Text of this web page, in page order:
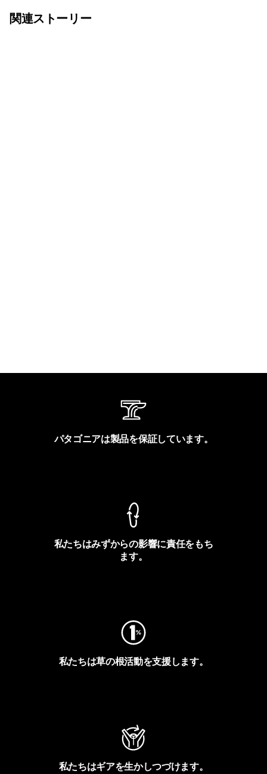
関連ストーリー
パタゴニアは製品を保証しています。
私たちはみずからの影響に責任をもち
ます。
私たちは草の根活動を支援します。
私たちはギアを生かしつづけます。